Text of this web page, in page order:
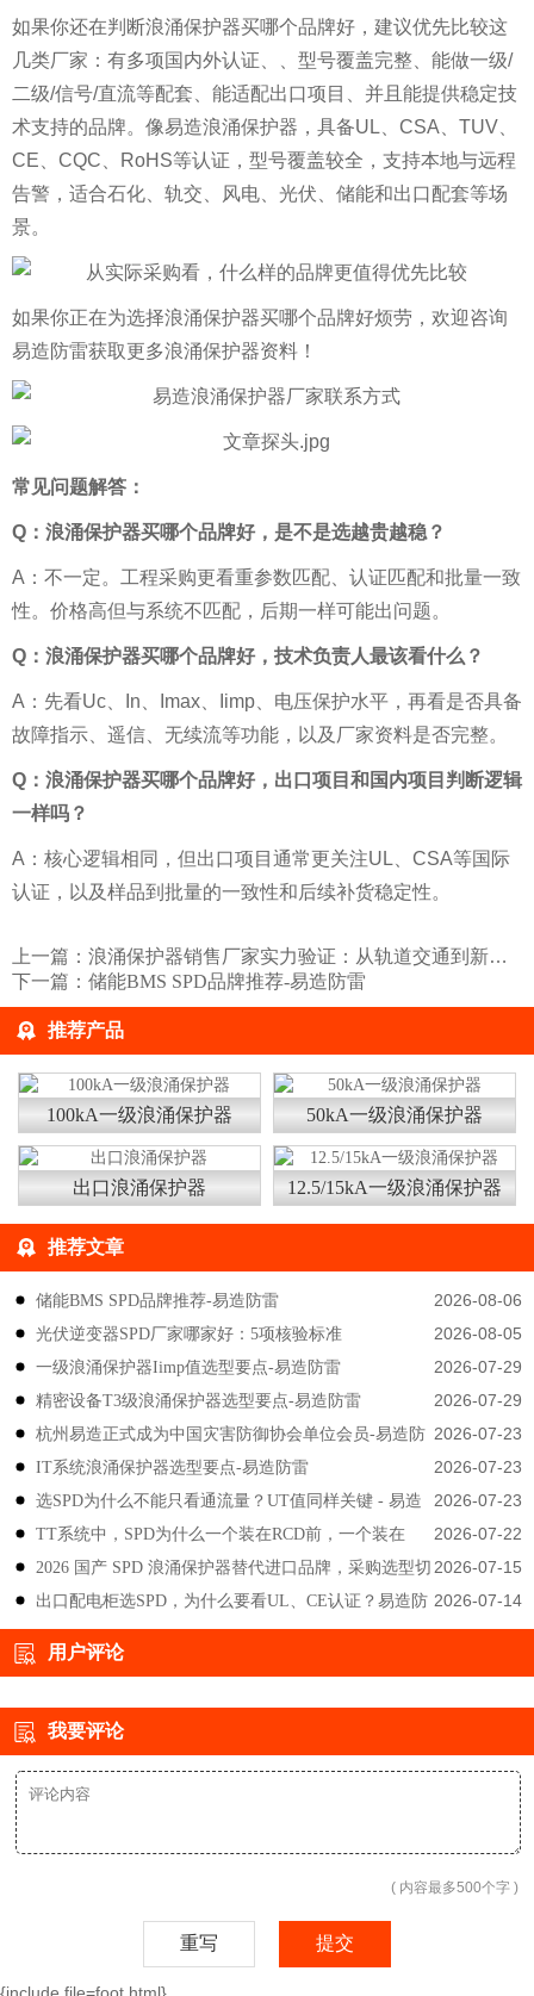
如果你还在判断浪涌保护器买哪个品牌好，建议优先比较这
几类厂家：有多项国内外认证、、型号覆盖完整、能做一级/
二级/信号/直流等配套、能适配出口项目、并且能提供稳定技
术支持的品牌。像易造浪涌保护器，具备UL、CSA、TUV、
CE、CQC、RoHS等认证，型号覆盖较全，支持本地与远程
告警，适合石化、轨交、风电、光伏、储能和出口配套等场
景。
如果你正在为选择浪涌保护器买哪个品牌好烦劳，欢迎咨询
易造防雷获取更多浪涌保护器资料！
常见问题解答：
Q：浪涌保护器买哪个品牌好，是不是选越贵越稳？
A：不一定。工程采购更看重参数匹配、认证匹配和批量一致
性。价格高但与系统不匹配，后期一样可能出问题。
Q：浪涌保护器买哪个品牌好，技术负责人最该看什么？
A：先看Uc、In、Imax、Iimp、电压保护水平，再看是否具备
故障指示、遥信、无续流等功能，以及厂家资料是否完整。
Q：浪涌保护器买哪个品牌好，出口项目和国内项目判断逻辑
一样吗？
A：核心逻辑相同，但出口项目通常更关注UL、CSA等国际
认证，以及样品到批量的一致性和后续补货稳定性。
上一篇： 浪涌保护器销售厂家实力验证：从轨道交通到新能源的全行业案例
下一篇： 储能BMS SPD品牌推荐-易造防雷
推荐产品
100kA一级浪涌保护器 50kA一级浪涌保护器
出口浪涌保护器 12.5/15kA一级浪涌保护器
推荐文章
2026-08-06
储能BMS SPD品牌推荐-易造防雷
2026-08-05
光伏逆变器SPD厂家哪家好：5项核验标准
2026-07-29
一级浪涌保护器Iimp值选型要点-易造防雷
2026-07-29
精密设备T3级浪涌保护器选型要点-易造防雷
2026-07-23
杭州易造正式成为中国灾害防御协会单位会员-易造防
雷
2026-07-23
IT系统浪涌保护器选型要点-易造防雷
2026-07-23
选SPD为什么不能只看通流量？UT值同样关键 - 易造
防雷
2026-07-22
TT系统中，SPD为什么一个装在RCD前，一个装在
后？-易造防雷
2026-07-15
2026 国产 SPD 浪涌保护器替代进口品牌，采购选型切
勿只对比价格-易造防雷
2026-07-14
出口配电柜选SPD，为什么要看UL、CE认证？易造防
雷技术解答
用户评论
我要评论
( 内容最多500个字 )
重写 提交
{include file=foot.html}